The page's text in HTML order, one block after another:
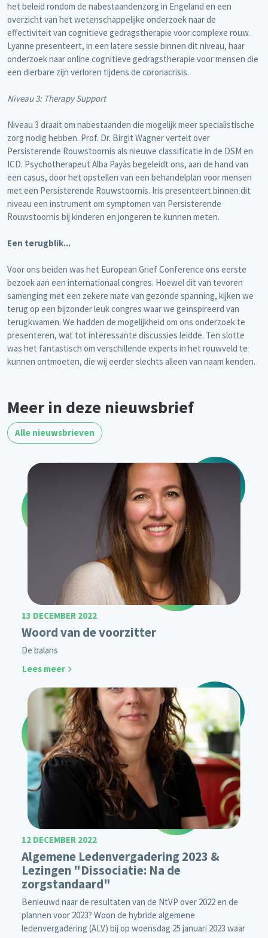
het beleid rondom de nabestaandenzorg in Engeland en een
overzicht van het wetenschappelijke onderzoek naar de
effectiviteit van cognitieve gedragstherapie voor complexe rouw.
Lyanne presenteert, in een latere sessie binnen dit niveau, haar
onderzoek naar online cognitieve gedragstherapie voor mensen die
een dierbare zijn verloren tijdens de coronacrisis.
Niveau 3: Therapy Support
Niveau 3 draait om nabestaanden die mogelijk meer specialistische
zorg nodig hebben. Prof. Dr. Birgit Wagner vertelt over
Persisterende Rouwstoornis als nieuwe classificatie in de DSM en
ICD. Psychotherapeut Alba Payàs begeleidt ons, aan de hand van
een casus, door het opstellen van een behandelplan voor mensen
met een Persisterende Rouwstoornis. Iris presenteert binnen dit
niveau een instrument om symptomen van Persisterende
Rouwstoornis bij kinderen en jongeren te kunnen meten.
Een terugblik...
Voor ons beiden was het European Grief Conference ons eerste
bezoek aan een internationaal congres. Hoewel dit van tevoren
samenging met een zekere mate van gezonde spanning, kijken we
terug op een bijzonder leuk congres waar we geïnspireerd van
terugkwamen. We hadden de mogelijkheid om ons onderzoek te
presenteren, wat tot interessante discussies leidde. Ten slotte
was het fantastisch om verschillende experts in het rouwveld te
kunnen ontmoeten, die wij eerder slechts alleen van naam kenden.
Meer in deze nieuwsbrief
Alle nieuwsbrieven
13 DECEMBER 2022
Woord van de voorzitter
De balans
Lees meer
12 DECEMBER 2022
Algemene Ledenvergadering 2023 &
Lezingen "Dissociatie: Na de
zorgstandaard"
Benieuwd naar de resultaten van de NtVP over 2022 en de
plannen voor 2023? Woon de hybride algemene
ledenvergadering (ALV) bij op woensdag 25 januari 2023 waar